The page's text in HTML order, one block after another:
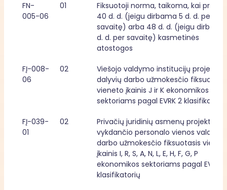
FN-
005-06
01
Fiksuotoji norma, taikoma, kai
40 d. d. (jeigu dirbama 5 d. d. per
savaitę) arba 48 d. d. (jeigu
d. d. per savaitę) kasmetinės
atostogos
FĮ-008-
06
02
Viešojo valdymo institucijų projektų
dalyvių darbo užmokesčio fiksuotasis
vieneto įkainis J ir K ekonomikos
sektoriams pagal EVRK 2 klasifikatorių
FĮ-039-
01
02
Privačių juridinių asmenų projektą
vykdančio personalo vienos
darbo užmokesčio fiksuotasis
įkainis I, R, S, A, N, L, E, H, F, G, P
ekonomikos sektoriams pagal EVRK 2
klasifikatorių